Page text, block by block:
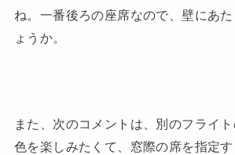
ね。一番後ろの座席なので、壁にあた
ょうか。
また、次のコメントは、別のフライ
色を楽しみたくて、窓際の席を指定